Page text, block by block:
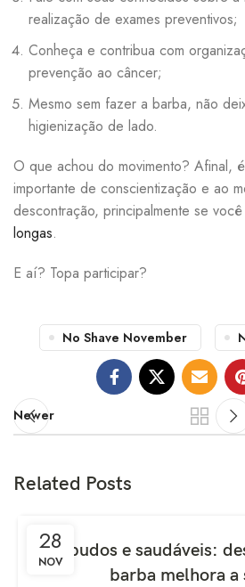
realização de exames preventivos;
Conheça e contribua com
prevenção ao câncer;
Mesmo sem fazer a barba, não
higienização de lado.
O que achou do movimento? Afinal,
importante de conscientização e ao
descontração, principalmente se
longas.
E aí? Topa participar?
No Shave November
Newer
Related Posts
28
NOV
Barbudos e saudáveis:
barba melhora a